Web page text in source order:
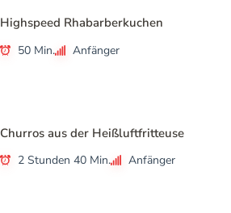
Highspeed Rhabarberkuchen
50 Min. Anfänger
Churros aus der Heißluftfritteuse
2 Stunden 40 Min. Anfänger